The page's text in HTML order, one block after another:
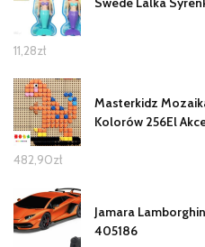
11,28zł
Masterkidz
Kolorów 256El
482,90zł
Jamara
405186